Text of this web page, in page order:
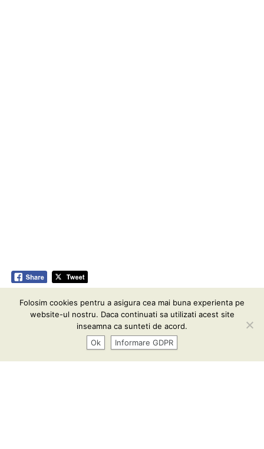
Informare GDPR| Conținutul acestui website vă este pus
la dispoziţie sub termeniiCC BY-SA 3.0
Folosim cookies pentru a asigura cea mai buna experienta pe
website-ul nostru. Daca continuati sa utilizati acest site
inseamna ca sunteti de acord.
Ok
Informare GDPR